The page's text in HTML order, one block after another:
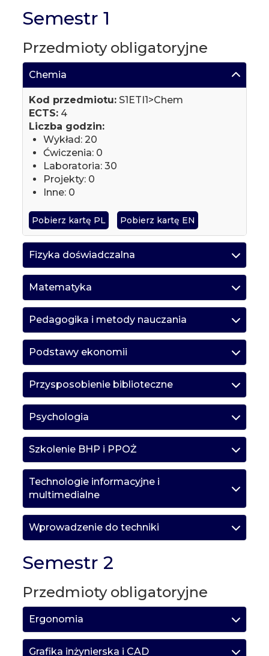
Semestr 1
Przedmioty obligatoryjne
Chemia
Kod przedmiotu: S1ETI1>Chem
ECTS: 4
Liczba godzin:
Wykład: 20
Ćwiczenia: 0
Laboratoria: 30
Projekty: 0
Inne: 0
Pobierz kartę PL Pobierz kartę EN
Fizyka doświadczalna
Matematyka
Pedagogika i metody nauczania
Podstawy ekonomii
Przysposobienie biblioteczne
Psychologia
Szkolenie BHP i PPOŻ
Technologie informacyjne i
multimedialne
Wprowadzenie do techniki
Semestr 2
Przedmioty obligatoryjne
Ergonomia
Grafika inżynierska i CAD